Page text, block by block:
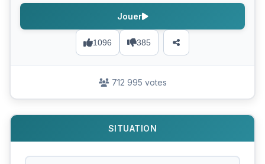
1096 385
Jouer
712 995 votes
SITUATION